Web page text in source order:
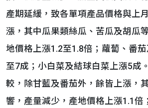
產期延緩，致各單項產品價格與上
漲，其中瓜果類絲瓜、苦瓜及胡瓜
地價格上漲1.2至1.8倍；蘿蔔、番
至7成；小白菜及結球白菜上漲5成
較，除甘藍及番茄外，餘皆上漲，
響，產量減少，產地價格上漲1.1倍